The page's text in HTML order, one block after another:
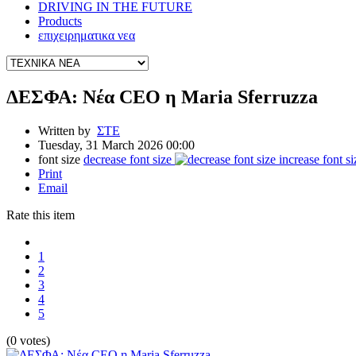
DRIVING IN THE FUTURE
Products
επιχειρηματικα νεα
ΔΕΣΦΑ: Νέα CEO η Maria Sferruzza
Written by ΣΤΕ
Tuesday, 31 March 2026 00:00
font size decrease font size
increase font
Print
Email
Rate this item
1
2
3
4
5
(0 votes)